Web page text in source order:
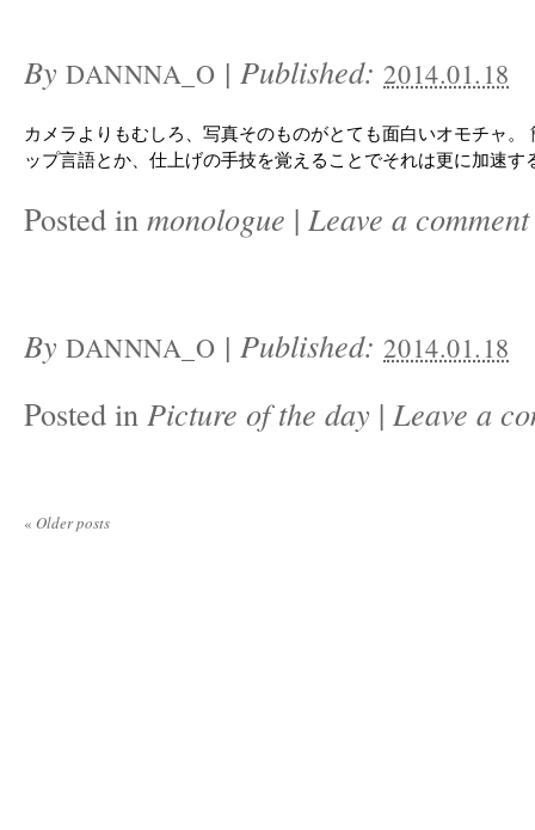
By DANNNA_O |Published:2014.01.18
カメラよりもむしろ、写真そのものがとても面白いオモチャ。
ップ言語とか、仕上げの手技を覚えることでそれは更に加速す
Posted in monologue | Leave a comment
By DANNNA_O |Published:2014.01.18
Posted in Picture of the day | Leave a
« Older posts